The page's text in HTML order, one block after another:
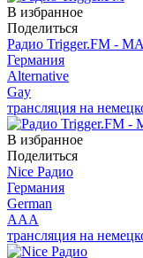
В избранное
Поделиться
Радио Trigger.FM -
Германия
Alternative
Gay
трансляция на
В избранное
Поделиться
Nice Радио
Германия
German
AAA
трансляция на